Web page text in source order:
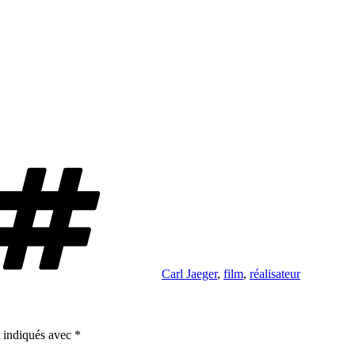
Carl Jaeger, film, réalisateur
avec *